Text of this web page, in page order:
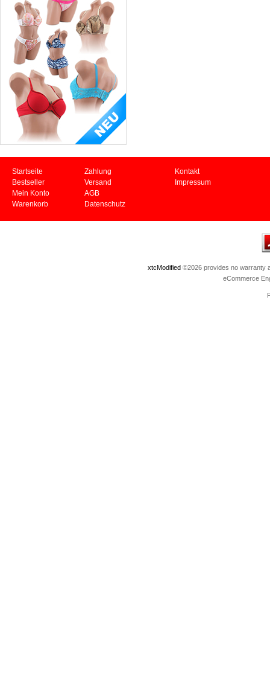
Startseite Zahlung
Kontakt
Bestseller
Versand
Impressum
Mein Konto
AGB
Warenkorb
Datenschutz
xtcModified©2026 provides no warranty
eCommerce